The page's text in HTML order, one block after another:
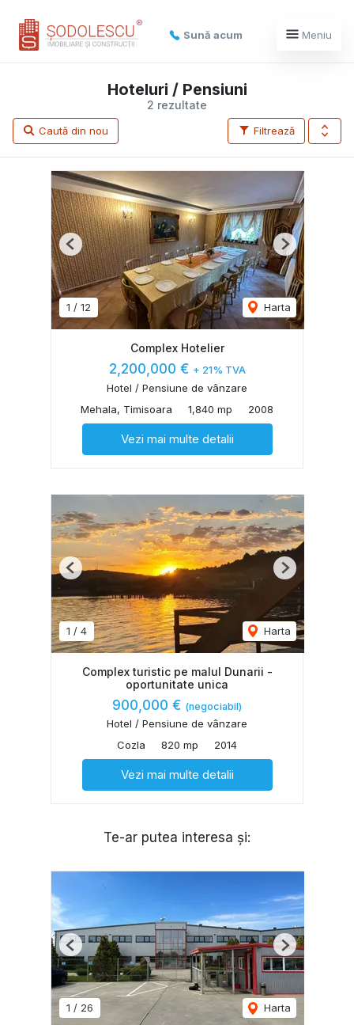
Sună acum Meniu
2 rezultate
Hoteluri / Pensiuni
Filtrează
Caută din nou
1 / 12 Harta
Previous Next
Complex Hotelier
2,200,000 € + 21% TVA
Hotel / Pensiune de vânzare
Mehala, Timisoara
1,840 mp 2008
Vezi mai multe detalii
1 / 4 Harta
Previous Next
Complex turistic pe malul Dunarii -
oportunitate unica
900,000 € (negociabil)
Hotel / Pensiune de vânzare
Cozla
820 mp 2014
Vezi mai multe detalii
Te-ar putea interesa și:
1 / 26 Harta
Previous Next